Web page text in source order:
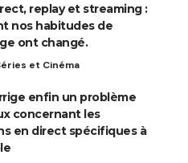
replay et streaming :
nos habitudes de
ont changé.
et Cinéma
enfin un problème
concernant les
en direct spécifiques à